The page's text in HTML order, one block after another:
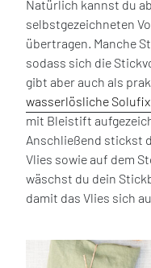
Natürlich kannst du
selbstgezeichneten
übertragen. Manche
sodass sich die
gibt aber auch als
wasserlösliche Solufix
mit Bleistift
Anschließend stickst
Vlies sowie auf dem
wäschst du dein
damit das Vlies sich